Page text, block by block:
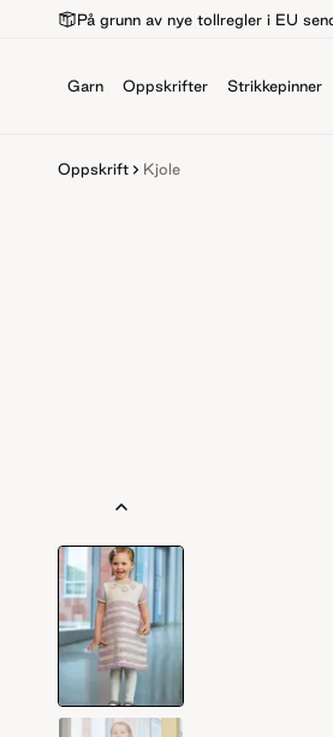
På grunn av nye tollregler i EU
Garn Oppskrifter Strikkepinner
Oppskrift Kjole